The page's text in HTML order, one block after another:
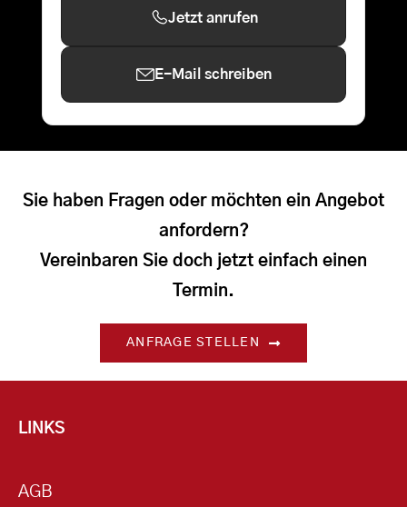
Jetzt anrufen
E-Mail schreiben
Sie haben Fragen oder möchten ein Angebot
anfordern?
Vereinbaren Sie doch jetzt einfach einen
Termin.
ANFRAGE STELLEN
LINKS
AGB